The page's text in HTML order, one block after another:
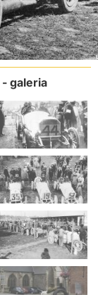
- galeria